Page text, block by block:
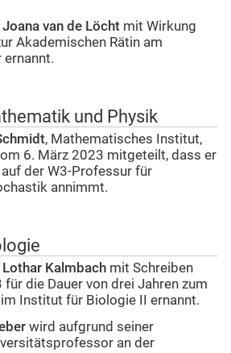
Joana van de Löcht mit Wirkung
Akademischen Rätin am
ernannt.
und Physik
, Mathematisches Institut,
6. März 2023 mitgeteilt, dass er
der W3-Professur für
annimmt.
Lothar Kalmbach mit Schreiben
die Dauer von drei Jahren zum
Institut für Biologie II ernannt.
wird aufgrund seiner
an der